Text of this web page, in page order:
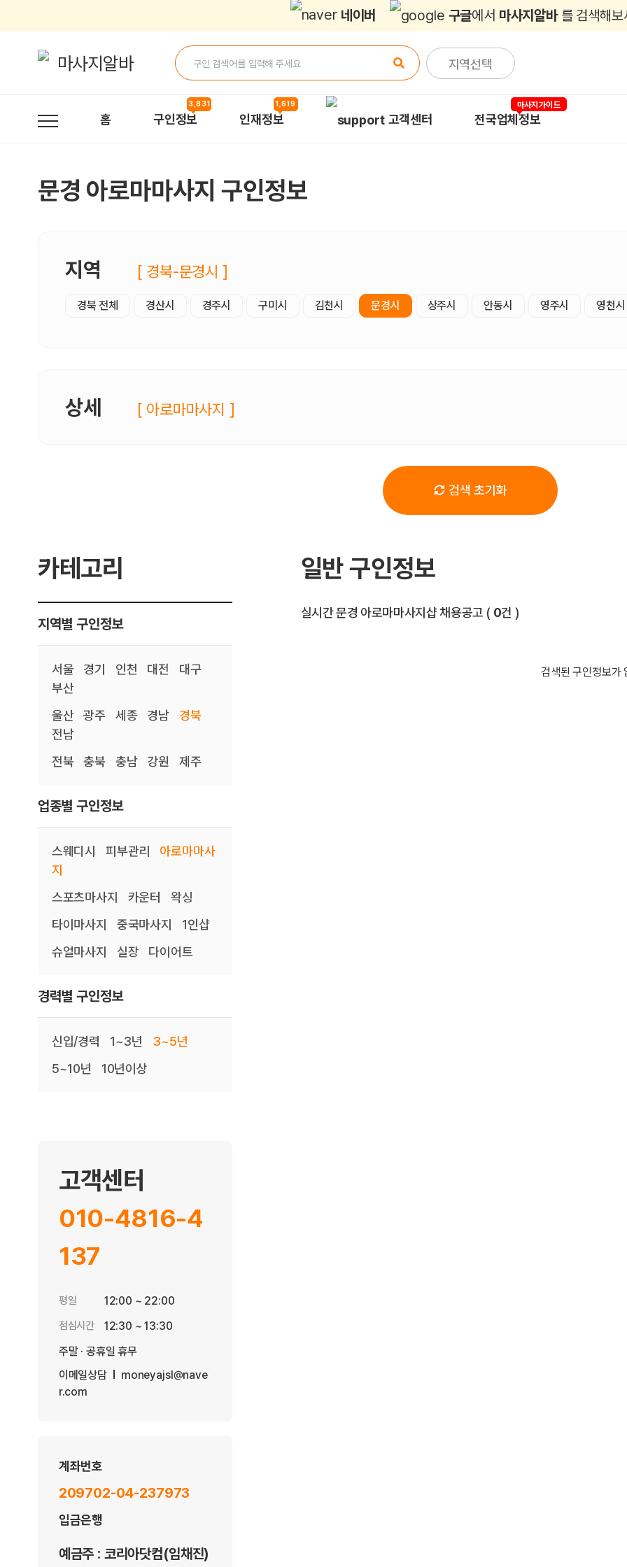
네이버 구글에서 마사지알바 를 검색해보
지역선택
홈 구인정보
3,831
인재정보
1,619
고객센터 전국업체정보
마사지가이드
문경 아로마마사지 구인정보
지역 [ 경북-문경시 ]
경북 전체 경산시 경주시 구미시 김천시 문경시 상주시 안동시 영주시 영천시
상세 [ 아로마마사지 ]
검색 초기화
카테고리
지역별 구인정보
서울 경기 인천 대전
대구
부산
울산
광주 세종 경남
경북
전남
전북
충북 충남 강원 제주
업종별 구인정보
스웨디시 피부관리
아로마마사
지
스포츠마사지
카운터
왁싱
타이마사지
중국마사지
1인샵
슈얼마사지
실장 다이어트
경력별 구인정보
신입/경력 1~3년
3~5년
5~10년
10년이상
고객센터
010-4816-4
137
평일 12:00 ~ 22:00
점심시간
12:30 ~ 13:30
주말 · 공휴일 휴무
이메일상담
moneyajsl@nave
r.com
계좌번호
209702-04-237973
입금은행
예금주 : 코리아닷컴(임채진)
일반 구인정보
실시간 문경 아로마마사지샵 채용공고 전체 목록
( 0건 )
검색된 구인정보가